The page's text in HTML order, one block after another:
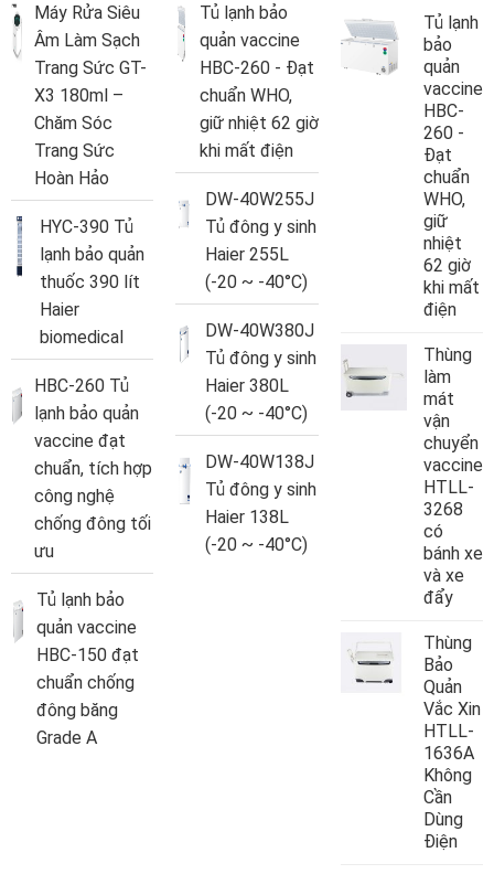
Máy Rửa Siêu
Âm Làm Sạch
Trang Sức GT-
X3 180ml –
Chăm Sóc
Trang Sức
Hoàn Hảo
HYC-390 Tủ
lạnh bảo quản
thuốc 390 lít
Haier
biomedical
HBC-260 Tủ
lạnh bảo quản
vaccine đạt
chuẩn, tích hợp
công nghệ
chống đông tối
ưu
Tủ lạnh bảo
quản vaccine
HBC-150 đạt
chuẩn chống
đông băng
Grade A
Tủ lạnh bảo
quản vaccine
HBC-260 - Đạt
chuẩn WHO,
giữ nhiệt 62 giờ
khi mất điện
DW-40W255J
Tủ đông y sinh
Haier 255L
(-20 ~ -40°C)
DW-40W380J
Tủ đông y sinh
Haier 380L
(-20 ~ -40°C)
DW-40W138J
Tủ đông y sinh
Haier 138L
(-20 ~ -40°C)
Tủ lạnh
bảo
quản
vaccine
HBC-
260 -
Đạt
chuẩn
WHO,
giữ
nhiệt
62 giờ
khi mất
điện
Thùng
làm
mát
vận
chuyển
vaccine
HTLL-
3268
có
bánh xe
và xe
đẩy
Thùng
Bảo
Quản
Vắc Xin
HTLL-
1636A
Không
Cần
Dùng
Điện